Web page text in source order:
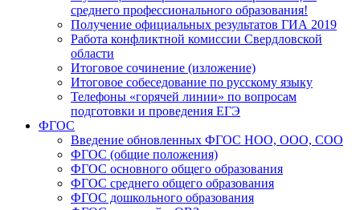
среднего профессионального образования!
Получение официальных результатов ГИА 2019
Работа конфликтной комиссии Свердловской
области
Итоговое сочинение (изложение)
Итоговое собеседование по русскому языку
Телефоны «горячей линии» по вопросам
подготовки и проведения ЕГЭ
ФГОС
Введение обновленных ФГОС НОО, ООО, СОО
ФГОС (общие положения)
ФГОС основного общего образования
ФГОС среднего общего образования
ФГОС дошкольного образования